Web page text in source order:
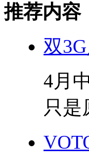
推荐内容
双
4月
只是